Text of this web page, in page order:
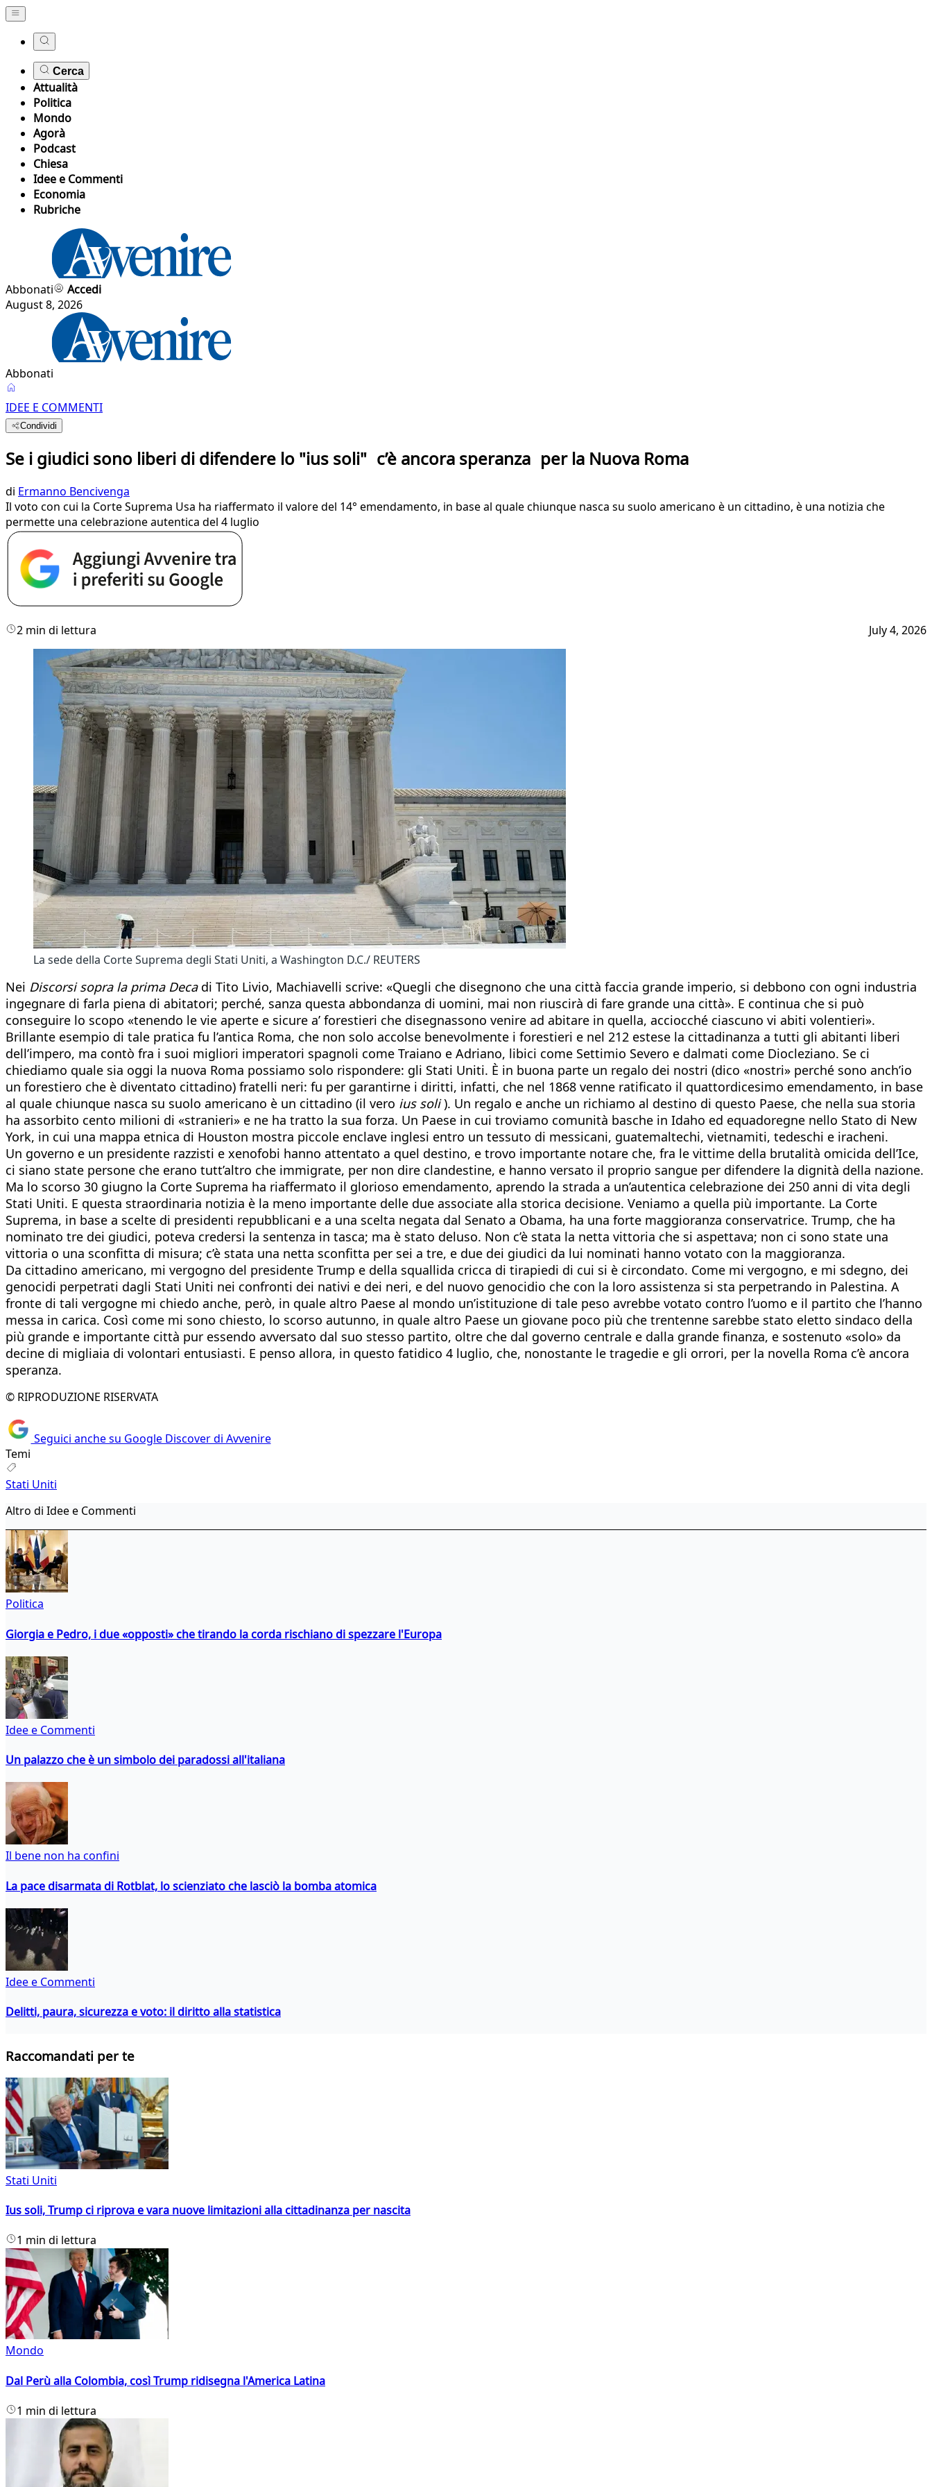
Cerca
Attualità
Politica
Mondo
Agorà
Podcast
Chiesa
Idee e Commenti
Economia
Rubriche
Abbonati
Accedi
August 8, 2026
Abbonati
IDEE E COMMENTI
Condividi
Se i giudici sono liberi di difendere lo "ius soli" c’è ancora speranza per la Nuova Roma
di Ermanno Bencivenga
Il voto con cui la Corte Suprema Usa ha riaffermato il valore del 14° emendamento, in base al quale chiunque nasca su suolo americano è un cittadino, è una notizia che
permette una celebrazione autentica del 4 luglio
2 min di lettura July 4, 2026
La sede della Corte Suprema degli Stati Uniti, a Washington D.C./ REUTERS
Nei Discorsi sopra la prima Deca di Tito Livio, Machiavelli scrive: «Quegli che disegnono che una città faccia grande imperio, si debbono con ogni industria
ingegnare di farla piena di abitatori; perché, sanza questa abbondanza di uomini, mai non riuscirà di fare grande una città». E continua che si può
conseguire lo scopo «tenendo le vie aperte e sicure a’ forestieri che disegnassono venire ad abitare in quella, acciocché ciascuno vi abiti volentieri».
Brillante esempio di tale pratica fu l’antica Roma, che non solo accolse benevolmente i forestieri e nel 212 estese la cittadinanza a tutti gli abitanti liberi
dell’impero, ma contò fra i suoi migliori imperatori spagnoli come Traiano e Adriano, libici come Settimio Severo e dalmati come Diocleziano. Se ci
chiediamo quale sia oggi la nuova Roma possiamo solo rispondere: gli Stati Uniti. È in buona parte un regalo dei nostri (dico «nostri» perché sono anch’io
un forestiero che è diventato cittadino) fratelli neri: fu per garantirne i diritti, infatti, che nel 1868 venne ratificato il quattordicesimo emendamento, in base
al quale chiunque nasca su suolo americano è un cittadino (il vero ius soli). Un regalo e anche un richiamo al destino di questo Paese, che nella sua storia
ha assorbito cento milioni di «stranieri» e ne ha tratto la sua forza. Un Paese in cui troviamo comunità basche in Idaho ed equadoregne nello Stato di New
York, in cui una mappa etnica di Houston mostra piccole enclave inglesi entro un tessuto di messicani, guatemaltechi, vietnamiti, tedeschi e iracheni.
Un governo e un presidente razzisti e xenofobi hanno attentato a quel destino, e trovo importante notare che, fra le vittime della brutalità omicida dell’Ice,
ci siano state persone che erano tutt’altro che immigrate, per non dire clandestine, e hanno versato il proprio sangue per difendere la dignità della nazione.
Ma lo scorso 30 giugno la Corte Suprema ha riaffermato il glorioso emendamento, aprendo la strada a un’autentica celebrazione dei 250 anni di vita degli
Stati Uniti. E questa straordinaria notizia è la meno importante delle due associate alla storica decisione. Veniamo a quella più importante. La Corte
Suprema, in base a scelte di presidenti repubblicani e a una scelta negata dal Senato a Obama, ha una forte maggioranza conservatrice. Trump, che ha
nominato tre dei giudici, poteva credersi la sentenza in tasca; ma è stato deluso. Non c’è stata la netta vittoria che si aspettava; non ci sono state una
vittoria o una sconfitta di misura; c’è stata una netta sconfitta per sei a tre, e due dei giudici da lui nominati hanno votato con la maggioranza.
Da cittadino americano, mi vergogno del presidente Trump e della squallida cricca di tirapiedi di cui si è circondato. Come mi vergogno, e mi sdegno, dei
genocidi perpetrati dagli Stati Uniti nei confronti dei nativi e dei neri, e del nuovo genocidio che con la loro assistenza si sta perpetrando in Palestina. A
fronte di tali vergogne mi chiedo anche, però, in quale altro Paese al mondo un’istituzione di tale peso avrebbe votato contro l’uomo e il partito che l’hanno
messa in carica. Così come mi sono chiesto, lo scorso autunno, in quale altro Paese un giovane poco più che trentenne sarebbe stato eletto sindaco della
più grande e importante città pur essendo avversato dal suo stesso partito, oltre che dal governo centrale e dalla grande finanza, e sostenuto «solo» da
decine di migliaia di volontari entusiasti. E penso allora, in questo fatidico 4 luglio, che, nonostante le tragedie e gli orrori, per la novella Roma c’è ancora
speranza.
© RIPRODUZIONE RISERVATA
Seguici anche su Google Discover di Avvenire
Temi
Stati Uniti
Altro di Idee e Commenti
Politica
Giorgia e Pedro, i due «opposti» che tirando la corda rischiano di spezzare l'Europa
Idee e Commenti
Un palazzo che è un simbolo dei paradossi all'italiana
Il bene non ha confini
La pace disarmata di Rotblat, lo scienziato che lasciò la bomba atomica
Idee e Commenti
Delitti, paura, sicurezza e voto: il diritto alla statistica
Raccomandati per te
Stati Uniti
Ius soli, Trump ci riprova e vara nuove limitazioni alla cittadinanza per nascita
1 min di lettura
Mondo
Dal Perù alla Colombia, così Trump ridisegna l'America Latina
1 min di lettura